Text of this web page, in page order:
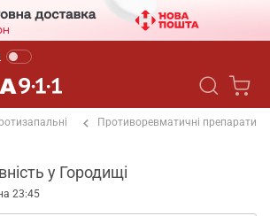
Противоревматичні препарати
у Городищі
23:45